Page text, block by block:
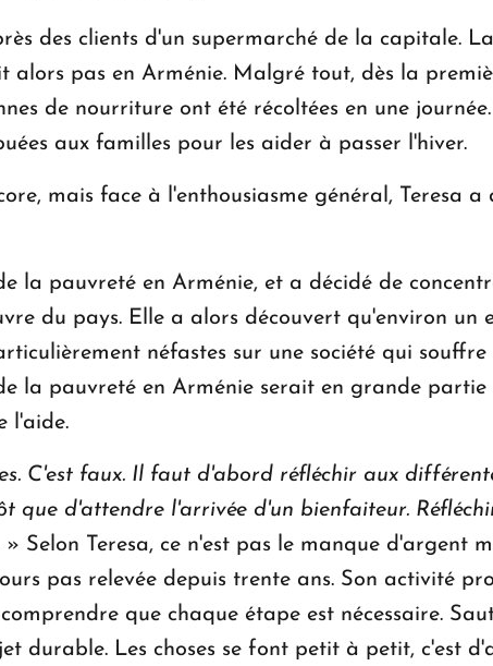
des clients d'un supermarché de la capitale.
pas en Arménie. Malgré tout, dès la
de nourriture ont été récoltées en une
aux familles pour les aider à passer l'hiver.
mais face à l'enthousiasme général, Teresa a
la pauvreté en Arménie, et a décidé de
du pays. Elle a alors découvert qu'environ un
néfastes sur une société qui
la pauvreté en Arménie serait en grande partie
l'aide.
C'est faux. Il faut d'abord réfléchir aux
que d'attendre l'arrivée d'un bienfaiteur.
» Selon Teresa, ce n'est pas le manque d'argent
pas relevée depuis trente ans. Son activité
que chaque étape est nécessaire.
durable. Les choses se font petit à petit, c'est